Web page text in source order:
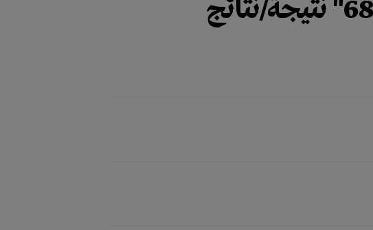
نتيجة/نتائج